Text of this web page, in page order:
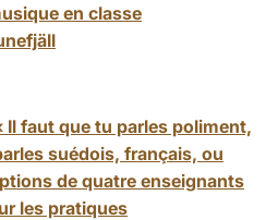
en classe
Il faut que tu parles poliment,
suédois, français, ou
de quatre enseignants
les pratiques